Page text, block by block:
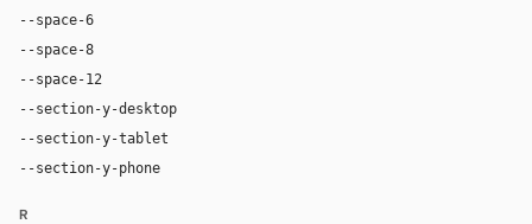
--space-6
--space-8
--space-12
--section-y-desktop
--section-y-tablet
--section-y-phone
R